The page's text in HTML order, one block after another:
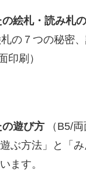
の絵札・読み札
７つの秘密、
印刷）
の遊び方
（B5/
方法」と「み
ます。